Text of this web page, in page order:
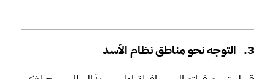
3. التوجه نحو مناطق نظام الأسد